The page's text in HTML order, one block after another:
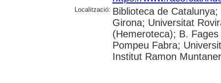
Localització: Biblioteca de
Girona; Universitat
(Hemeroteca); B.
Pompeu Fabra;
Institut Ramon